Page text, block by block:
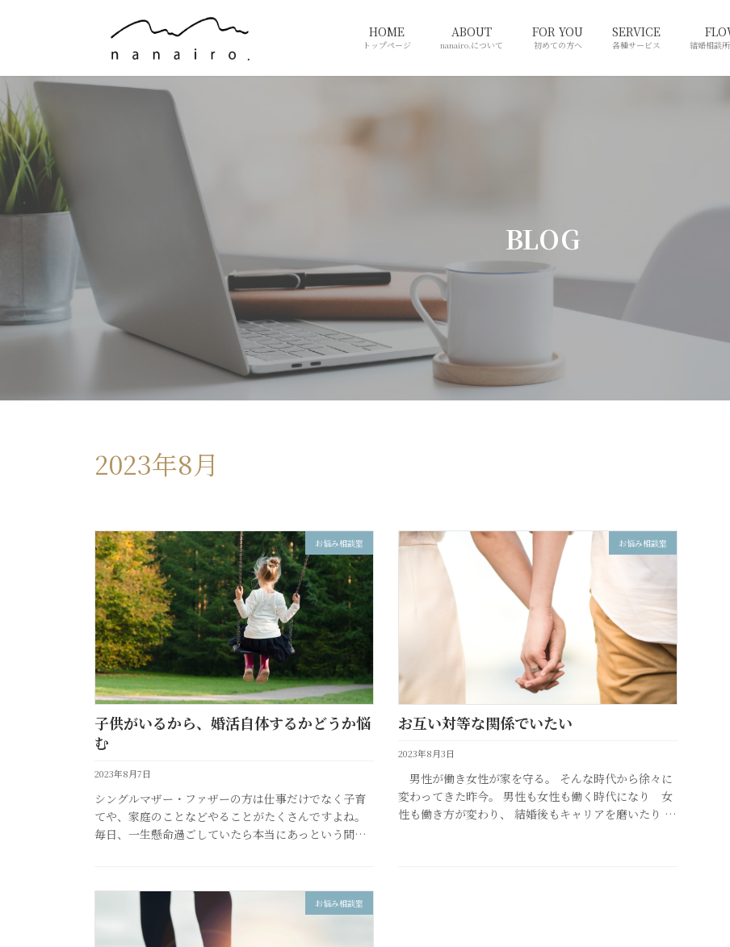
へ
ス
キ
ッ
プ
ョ
ン
に
移
動
HOME
トップページ
ABOUT
nanairo.について
FOR YOU
初めての方へ
SERVICE
各種サービス 結婚相談
BLOG
2023年8月
お悩み相談室
子供がいるから、婚活自体するかどうか悩
む
2023年8月7日
シングルマザー・ファザーの方は仕事だけでなく子育
てや、家庭のことなどやることがたくさんですよね。
毎日、一生懸命過ごしていたら本当にあっという間。
お悩み相談室
お互い対等な関係でいたい
2023年8月3日
男性が働き女性が家を守る。 そんな時代から徐々に
変わってきた昨今。 男性も女性も働く時代になり 女
性も働き方が変わり、 結婚後もキャリアを磨いたり 起
お悩み相談室